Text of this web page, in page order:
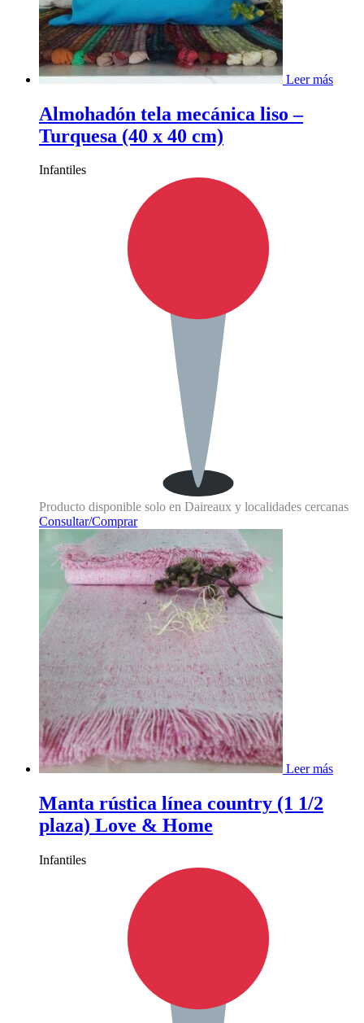
Leer más
Almohadón tela mecánica liso –
Turquesa (40 x 40 cm)
Infantiles
Producto disponible solo en Daireaux y localidades cercanas
Consultar/Comprar
Leer más
Manta rústica línea country (1 1/2
plaza) Love & Home
Infantiles